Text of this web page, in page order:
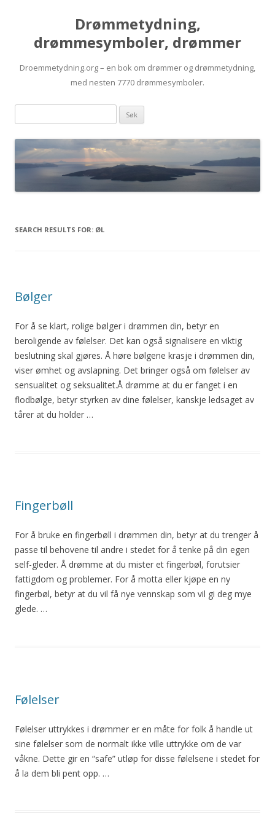
Drømmetydning,
drømmesymboler, drømmer
Droemmetydning.org – en bok om drømmer og drømmetydning,
med nesten 7770 drømmesymboler.
Skip
content
søk:
SEARCH RESULTS FOR: ØL
Bølger
For å se klart, rolige bølger i drømmen din, betyr en
beroligende av følelser. Det kan også signalisere en viktig
beslutning skal gjøres. Å høre bølgene krasje i drømmen din,
viser ømhet og avslapning. Det bringer også om følelser av
sensualitet og seksualitet.Å drømme at du er fanget i en
flodbølge, betyr styrken av dine følelser, kanskje ledsaget av
tårer at du holder …
Fingerbøll
For å bruke en fingerbøll i drømmen din, betyr at du trenger å
passe til behovene til andre i stedet for å tenke på din egen
self-gleder. Å drømme at du mister et fingerbøl, forutsier
fattigdom og problemer. For å motta eller kjøpe en ny
fingerbøl, betyr at du vil få nye vennskap som vil gi deg mye
glede. …
Følelser
Følelser uttrykkes i drømmer er en måte for folk å handle ut
sine følelser som de normalt ikke ville uttrykke om de var
våkne. Dette gir en “safe” utløp for disse følelsene i stedet for
å la dem bli pent opp. …